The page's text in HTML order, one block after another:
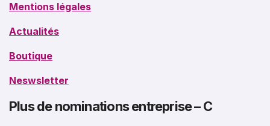
Mentions légales
Actualités
Boutique
Neswsletter
Plus de nominations entreprise – C